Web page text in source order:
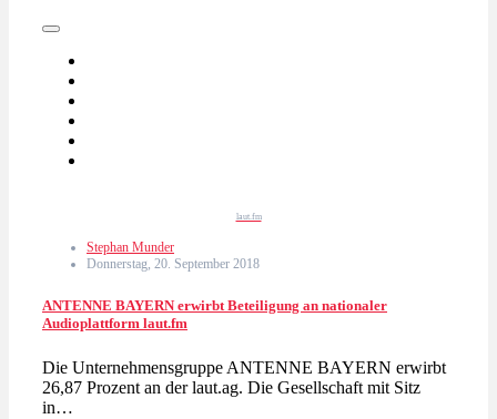
laut.fm
Stephan Munder
Donnerstag, 20. September 2018
ANTENNE BAYERN erwirbt Beteiligung an nationaler
Audioplattform laut.fm
Die Unternehmensgruppe ANTENNE BAYERN erwirbt
26,87 Prozent an der laut.ag. Die Gesellschaft mit Sitz
in…